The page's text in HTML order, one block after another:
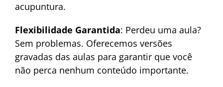
acupuntura.
Flexibilidade Garantida: Perdeu uma aula?
Sem problemas. Oferecemos versões
gravadas das aulas para garantir que você
não perca nenhum conteúdo importante.